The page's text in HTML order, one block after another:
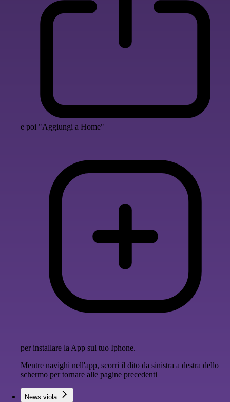
e poi "Aggiungi a Home"
per installare la App sul tuo Iphone.
Mentre navighi nell'app, scorri il dito da sinistra a destra dello
schermo per tornare alle pagine precedenti
News viola